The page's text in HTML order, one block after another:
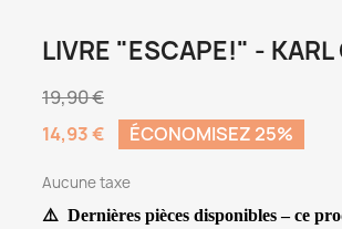
LIVRE "ESCAPE!" - KARL
19,90 €
14,93 €
ÉCONOMISEZ 25%
Aucune taxe
⚠️ Dernières pièces disponibles – ce